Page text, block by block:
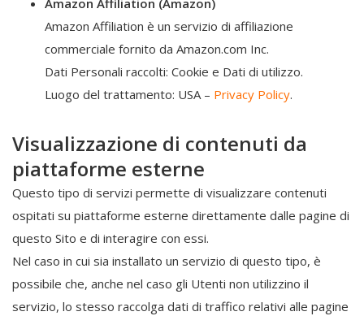
Amazon Affiliation è un servizio di affiliazione
commerciale fornito da Amazon.com Inc.
Dati Personali raccolti: Cookie e Dati di utilizzo.
Luogo del trattamento: USA – Privacy Policy.
Visualizzazione di contenuti da
piattaforme esterne
Questo tipo di servizi permette di visualizzare contenuti
ospitati su piattaforme esterne direttamente dalle pagine di
questo Sito e di interagire con essi.
Nel caso in cui sia installato un servizio di questo tipo, è
possibile che, anche nel caso gli Utenti non utilizzino il
servizio, lo stesso raccolga dati di traffico relativi alle pagine